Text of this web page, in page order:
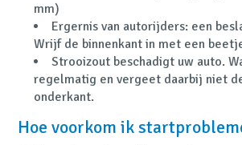
mm)
Ergernis van autorijders: een
Wrijf de binnenkant in met een
Strooizout beschadigt uw auto.
regelmatig en vergeet daarbij niet
onderkant.
Hoe voorkom ik